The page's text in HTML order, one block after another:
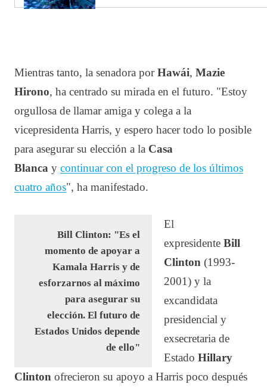
Mientras tanto, la senadora porHawái, Mazie
Hirono, ha centrado su mirada en el futuro. "Estoy
orgullosa de llamar amiga y colega a la
vicepresidenta Harris, y espero hacer todo lo posible
para asegurar su elección a la Casa
Blanca y continuar con el progreso de los últimos
cuatro años", ha manifestado.
Bill Clinton: "Es el
momento de apoyar a
Kamala Harris y de
esforzarnos al máximo
para asegurar su
elección. El futuro de
Estados Unidos depende
de ello"
El
expresidente Bill
Clinton (1993-
2001) y la
excandidata
presidencial y
exsecretaria de
Estado Hillary
Clinton ofrecieron su apoyo a Harris poco después